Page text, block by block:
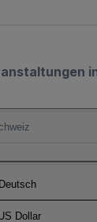
Deutsch
Dollar